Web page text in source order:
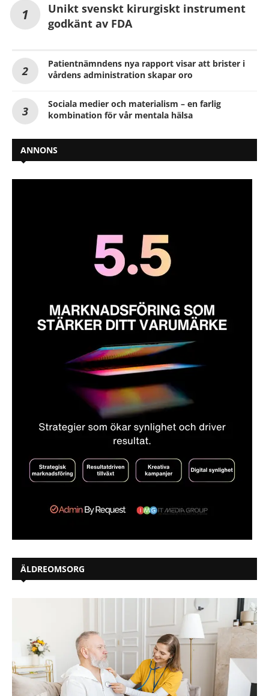
Unikt svenskt kirurgiskt instrument
godkänt av FDA
Patientnämndens nya rapport visar att brister i
vårdens administration skapar oro
Sociala medier och materialism – en farlig
kombination för vår mentala hälsa
ANNONS
ÄLDREOMSORG